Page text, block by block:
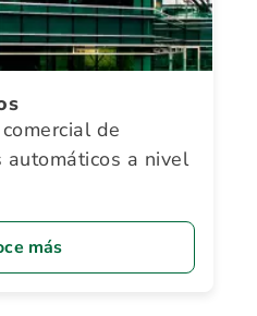
de
automáticos a nivel
más